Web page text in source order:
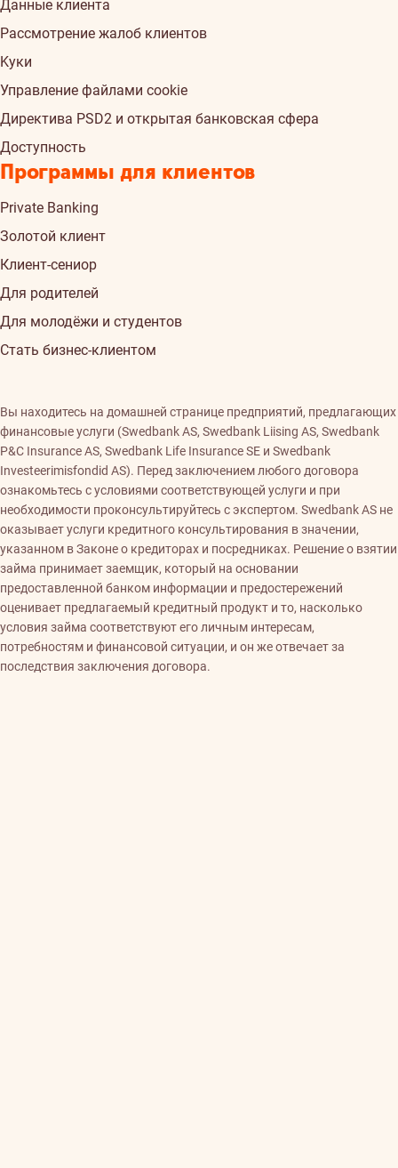
Данные клиента
Рассмотрение жалоб клиентов
Kуки
Управление файлами cookie
Директива PSD2 и открытая банковская сфера
Доступность
Программы для клиентов
Private Banking
Золотой клиент
Клиент-сениор
Для родителей
Для молодёжи и студентов
Стать бизнес-клиентом
Вы находитесь на домашней странице предприятий, предлагающих
финансовые услуги (Swedbank AS, Swedbank Liising AS, Swedbank
P&C Insurance AS, Swedbank Life Insurance SE и Swedbank
Investeerimisfondid AS). Перед заключением любого договора
ознакомьтесь с условиями соответствующей услуги и при
необходимости проконсультируйтесь с экспертом. Swedbank AS не
оказывает услуги кредитного консультирования в значении,
указанном в Законе о кредиторах и посредниках. Решение о взятии
займа принимает заемщик, который на основании
предоставленной банком информации и предостережений
оценивает предлагаемый кредитный продукт и то, насколько
условия займа соответствуют его личным интересам,
потребностям и финансовой ситуации, и он же отвечает за
последствия заключения договора.